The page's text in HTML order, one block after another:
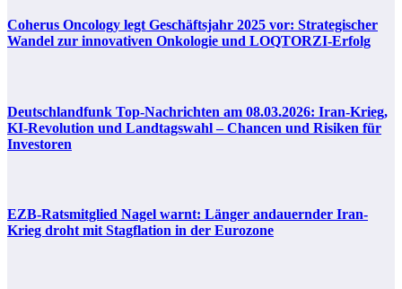
Coherus Oncology legt Geschäftsjahr 2025 vor: Strategischer
Wandel zur innovativen Onkologie und LOQTORZI-Erfolg
Deutschlandfunk Top-Nachrichten am 08.03.2026: Iran-Krieg,
KI-Revolution und Landtagswahl – Chancen und Risiken für
Investoren
EZB-Ratsmitglied Nagel warnt: Länger andauernder Iran-
Krieg droht mit Stagflation in der Eurozone